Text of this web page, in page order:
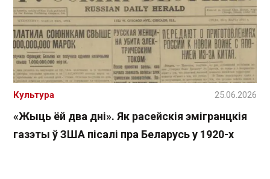
«Жыць ёй два дні». Як расейскія эмігранцкія
газэты ў ЗША пісалі пра Беларусь у 1920-х
Культура 25.06.2026